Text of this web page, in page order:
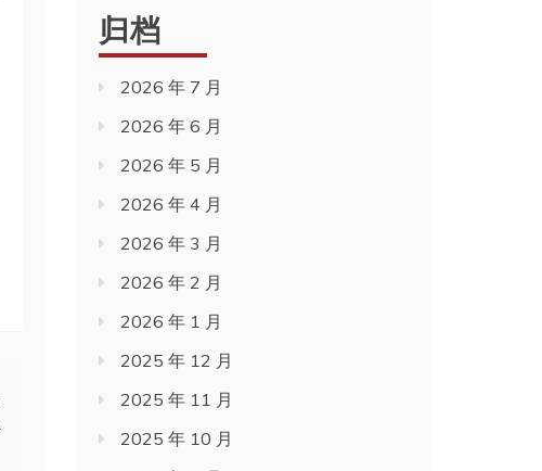
归档
2026 年 7 月
2026 年 6 月
2026 年 5 月
2026 年 4 月
2026 年 3 月
2026 年 2 月
2026 年 1 月
2025 年 12 月
2025 年 11 月
2025 年 10 月